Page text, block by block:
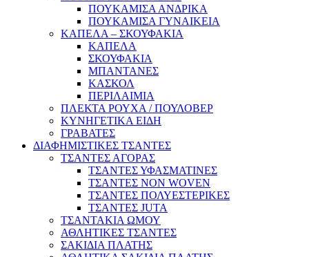
ΠΟΥΚΑΜΙΣΑ ΑΝΔΡΙΚΑ
ΠΟΥΚΑΜΙΣΑ ΓΥΝΑΙΚΕΙΑ
ΚΑΠΕΛΑ – ΣΚΟΥΦΑΚΙΑ
ΚΑΠΕΛΑ
ΣΚΟΥΦΑΚΙΑ
ΜΠΑΝΤΑΝΕΣ
ΚΑΣΚΟΛ
ΠΕΡΙΛΑΙΜΙΑ
ΠΛΕΚΤΑ ΡΟΥΧΑ / ΠΟΥΛΟΒΕΡ
ΚΥΝΗΓΕΤΙΚΑ ΕΙΔΗ
ΓΡΑΒΑΤΕΣ
ΔΙΑΦΗΜΙΣΤΙΚΕΣ ΤΣΑΝΤΕΣ
ΤΣΑΝΤΕΣ ΑΓΟΡΑΣ
ΤΣΑΝΤΕΣ ΥΦΑΣΜΑΤΙΝΕΣ
ΤΣΑΝΤΕΣ NON WOVEN
ΤΣΑΝΤΕΣ ΠΟΛΥΕΣΤΕΡΙΚΕΣ
ΤΣΑΝΤΕΣ JUTA
ΤΣΑΝΤΑΚΙΑ ΩΜΟΥ
ΑΘΛΗΤΙΚΕΣ ΤΣΑΝΤΕΣ
ΣΑΚΙΔΙΑ ΠΛΑΤΗΣ